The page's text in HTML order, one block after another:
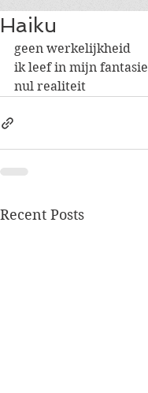
Haiku
geen werkelijkheid
ik leef in mijn fantasie
nul realiteit
Recent Posts